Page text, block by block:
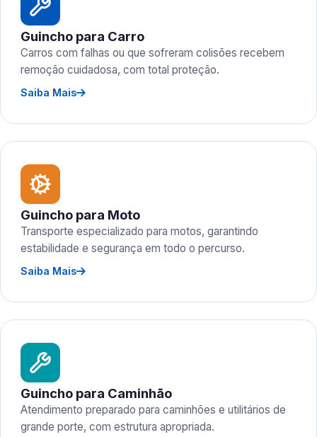
Guincho para Carro
Carros com falhas ou que sofreram colisões recebem
remoção cuidadosa, com total proteção.
Saiba Mais
Guincho para Moto
Transporte especializado para motos, garantindo
estabilidade e segurança em todo o percurso.
Saiba Mais
Guincho para Caminhão
Atendimento preparado para caminhões e utilitários de
grande porte, com estrutura apropriada.